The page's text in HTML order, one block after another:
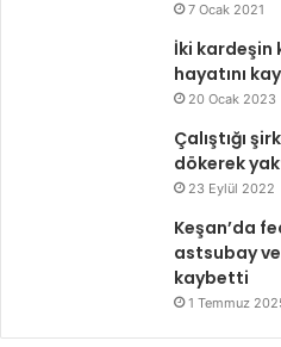
7 Ocak 2021
İki kardeşin
hayatını
20 Ocak 2023
Çalıştığı
dökerek
23 Eylül 2022
Keşan’da
astsubay
kaybetti
1 Temmuz